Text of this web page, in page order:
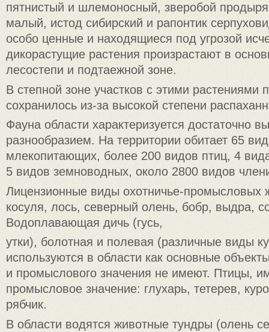
пятнистый и шлемоносный, зверобой
малый, истод сибирский и рапонтик
особо ценные и находящиеся под угрозой
дикорастущие растения произрастают в
лесостепи и подтаежной зоне.
В степной зоне участков с этими растениями
сохранилось из-за высокой степени
Фауна области характеризуется достаточно
разнообразием. На территории обитает 65
млекопитающих, более 200 видов птиц, 4
5 видов земноводных, около 2800 видов
Лицензионные виды охотничье-промысловых
косуля, лось, северный олень, бобр, выдра,
Водоплавающая дичь (гусь,
утки), болотная и полевая (различные виды
используются в области как основные
и промыслового значения не имеют. Птицы,
промысловое значение: глухарь, тетерев,
рябчик.
В области водятся животные тундры (олень